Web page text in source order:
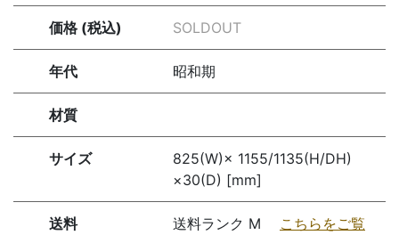
価格 (税込) SOLDOUT
年代 昭和期
材質
サイズ
825(W)× 1155/1135(H/DH)
×30(D) [mm]
送料 送料ランク M こちらをご覧